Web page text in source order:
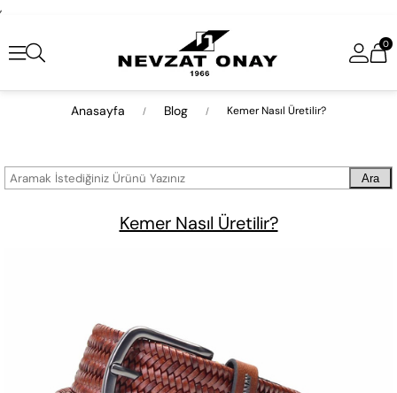
,
0
Anasayfa Blog Kemer Nasıl Üretilir?
Ara
Kemer Nasıl Üretilir?